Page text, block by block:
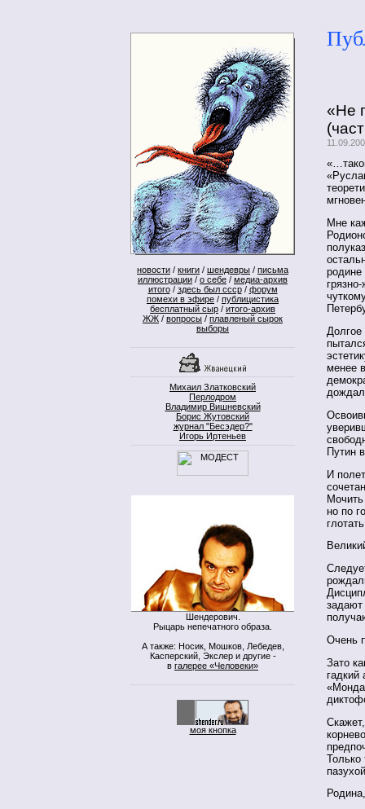
новости / книги / шендевры / письма
иллюстрации / о себе / медиа-архив
итого/ здесь был ссср/ форум
помехи в эфире / публицистика
бесплатный сыр / итого-архив
ЖЖ / вопросы / плавленый сырок
выборы
Михаил Златковский
Перлодром
Владимир Вишневский
Борис Жутовский
журнал "Бесэдер?"
Игорь Иртеньев
Шендерович.
Рыцарь непечатного образа.
А также: Носик, Мошков, Лебедев,
Касперский, Экслер и другие -
в галерее «Человеки»
моя кнопка
«Не
Мне
родине
менее
Путин
И
но по
задают
Очень
Зато
гадкий
Только